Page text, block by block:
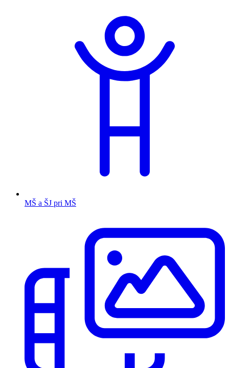
MŠ a ŠJ pri MŠ